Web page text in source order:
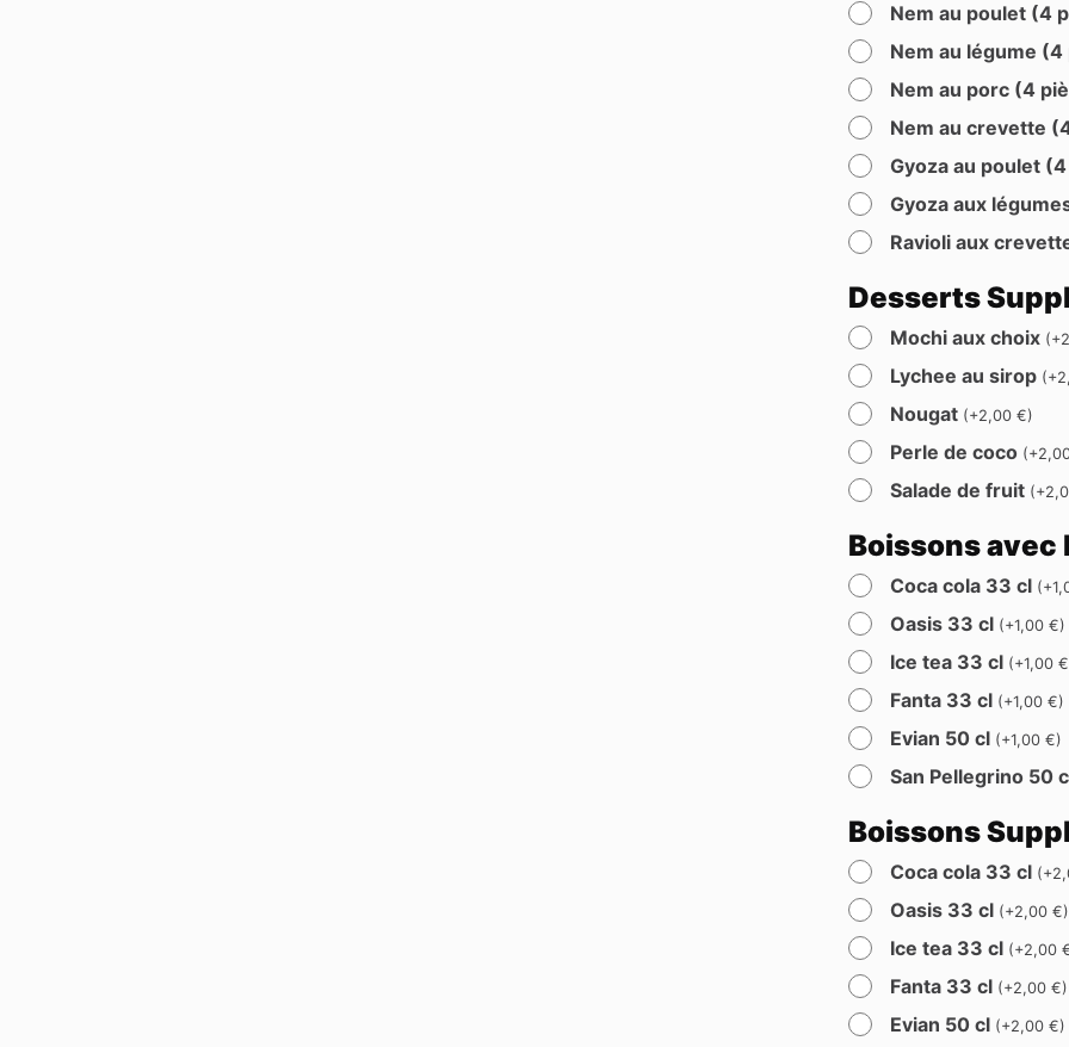
Nem au poulet (4
Nem au légume
Nem au porc (4
Nem au crevette
Gyoza au poulet
Gyoza aux
Ravioli aux
Desserts
Mochi aux choix (+
Lychee au sirop (+
Nougat (+2,00€)
Perle de coco (+
Salade de fruit (+
Boissons avec
Coca cola 33 cl (+
Oasis 33 cl (+1,00€)
Ice tea 33 cl (+1,00€
Fanta 33 cl (+1,00€)
Evian 50 cl (+1,00€)
San Pellegrino 50
Boissons
Coca cola 33 cl (+
Oasis 33 cl (+2,00€)
Ice tea 33 cl (+2,00
Fanta 33 cl (+2,00€)
Evian 50 cl (+2,00€)